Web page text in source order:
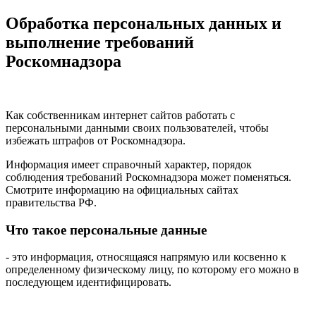
Обработка персональных данных и
выполнение требований
Роскомнадзора
Как собственникам интернет сайтов работать с
персональными данными своих пользователей, чтобы
избежать штрафов от Роскомнадзора.
Информация имеет справочный характер, порядок
соблюдения требований Роскомнадзора может поменяться.
Смотрите информацию на официальных сайтах
правительства РФ.
Что такое персональные данные
- это информация, относящаяся напрямую или косвенно к
определенному физическому лицу, по которому его можно в
последующем идентифицировать.